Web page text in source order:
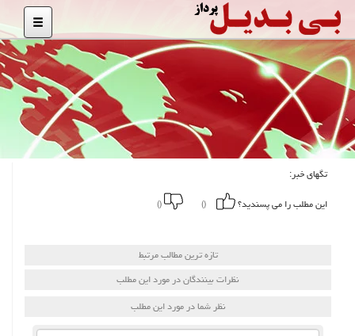
تگهای خبر:
این مطلب را می پسندید؟
()
()
تازه ترین مطالب مرتبط
نظرات بینندگان در مورد این مطلب
نظر شما در مورد این مطلب